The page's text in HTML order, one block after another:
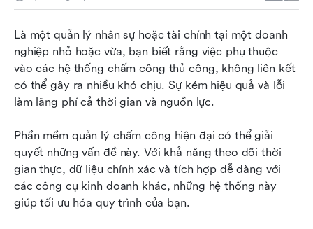
Là một quản lý nhân sự hoặc tài chính tại một doanh
nghiệp nhỏ hoặc vừa, bạn biết rằng việc phụ thuộc
vào các hệ thống chấm công thủ công, không liên kết
có thể gây ra nhiều khó chịu. Sự kém hiệu quả và lỗi
làm lãng phí cả thời gian và nguồn lực.
Phần mềm quản lý chấm công hiện đại có thể giải
quyết những vấn đề này. Với khả năng theo dõi thời
gian thực, dữ liệu chính xác và tích hợp dễ dàng với
các công cụ kinh doanh khác, những hệ thống này
giúp tối ưu hóa quy trình của bạn.
quản lý điểm danh
10 hệ thống quản lý điểm danh tốt nhất vào năm
2026
Câu hỏi thường gặp
Bắt đầu với hệ thống quản lý điểm danh tốt nhất
ngay hôm nay